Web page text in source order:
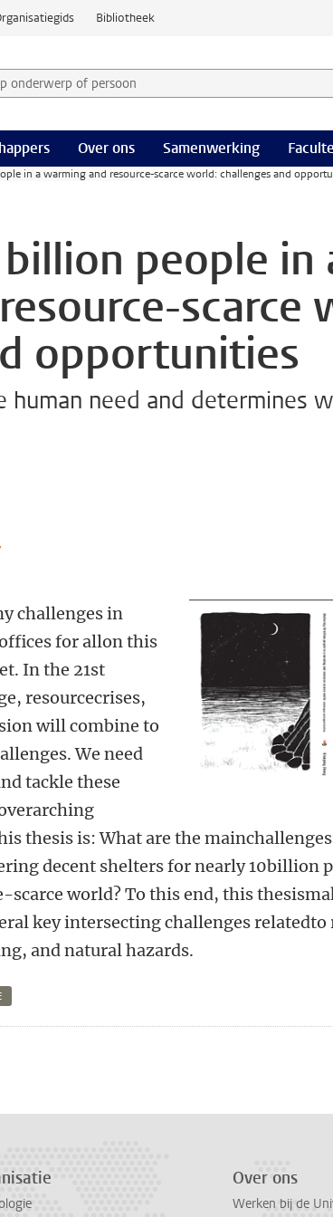
Bibliotheek
onderwerp of persoon en selecteer
Over ons Samenwerking
in a warming and resource-scarce world: challenges and
people in
scarce
opportunities
human need and determines
challenges in
for allon this
In the 21st
resourcecrises,
will combine to
We need
tackle these
thesis is: What are the
decent shelters for nearly 10billion
scarce world? To this end, this
key intersecting challenges relatedto
and natural hazards.
Mastodon
Over ons
Werken bij de